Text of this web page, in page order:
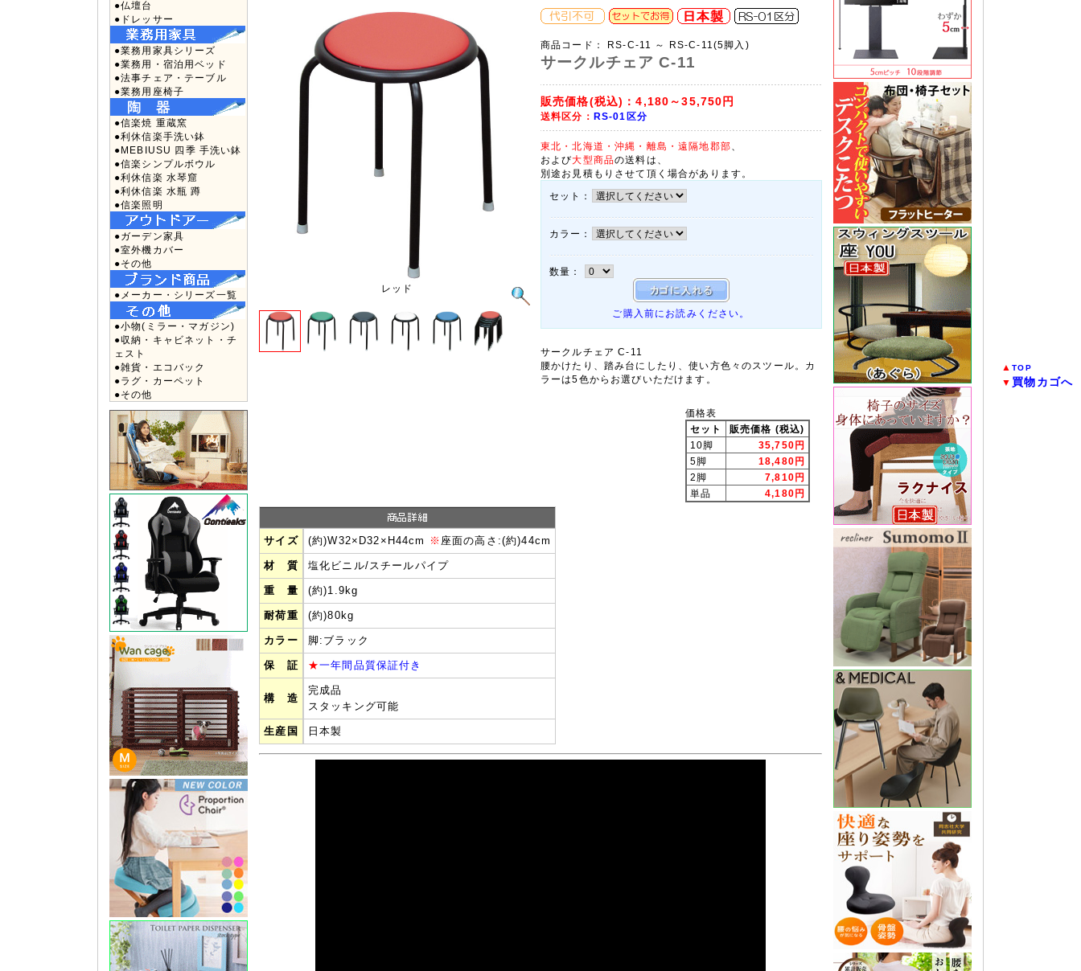
●仏壇台
●ドレッサー
●業務用家具シリーズ
●業務用・宿泊用ベッド
●法事チェア・テーブル
●業務用座椅子
●信楽焼 重蔵窯
●利休信楽手洗い鉢
●MEBIUSU 四季 手洗い鉢
●信楽シンプルボウル
●利休信楽 水琴窟
●利休信楽 水瓶 蹲
●信楽照明
●ガーデン家具
●室外機カバー
●その他
●メーカー・シリーズ一覧
●小物(ミラー・マガジン)
●収納・キャビネット・チ
ェスト
●雑貨・エコバック
●ラグ・カーペット
●その他
レッド
商品コード： RS-C-11 ～ RS-C-11(5脚入)
サークルチェア C-11
販売価格(税込)：4,180～35,750円
送料区分： RS-01区分
東北・北海道・沖縄・離島・遠隔地郡部
および大型商品の送料は、
別途お見積もりさせて頂く場合があります。
セット：
カラー：
数量：
ご購入前にお読みください。
サークルチェア C-11
腰かけたり、踏み台にしたり、使い方色々のスツール。カ
ラーは5色からお選びいただけます。
価格表
セット
販売価格 (税込)
10脚
35,750円
5脚
18,480円
2脚
7,810円
単品
4,180円
サイズ (約)W32×D32×H44cm ※ 座面の高さ:(約)44cm
材 質 塩化ビニル/スチールパイプ
重 量 (約)1.9kg
耐荷重 (約)80kg
カラー 脚:ブラック
保 証 ★一年間品質保証付き
構 造
完成品
スタッキング可能
生産国 日本製
▲TOP
▼ 買物カゴへ